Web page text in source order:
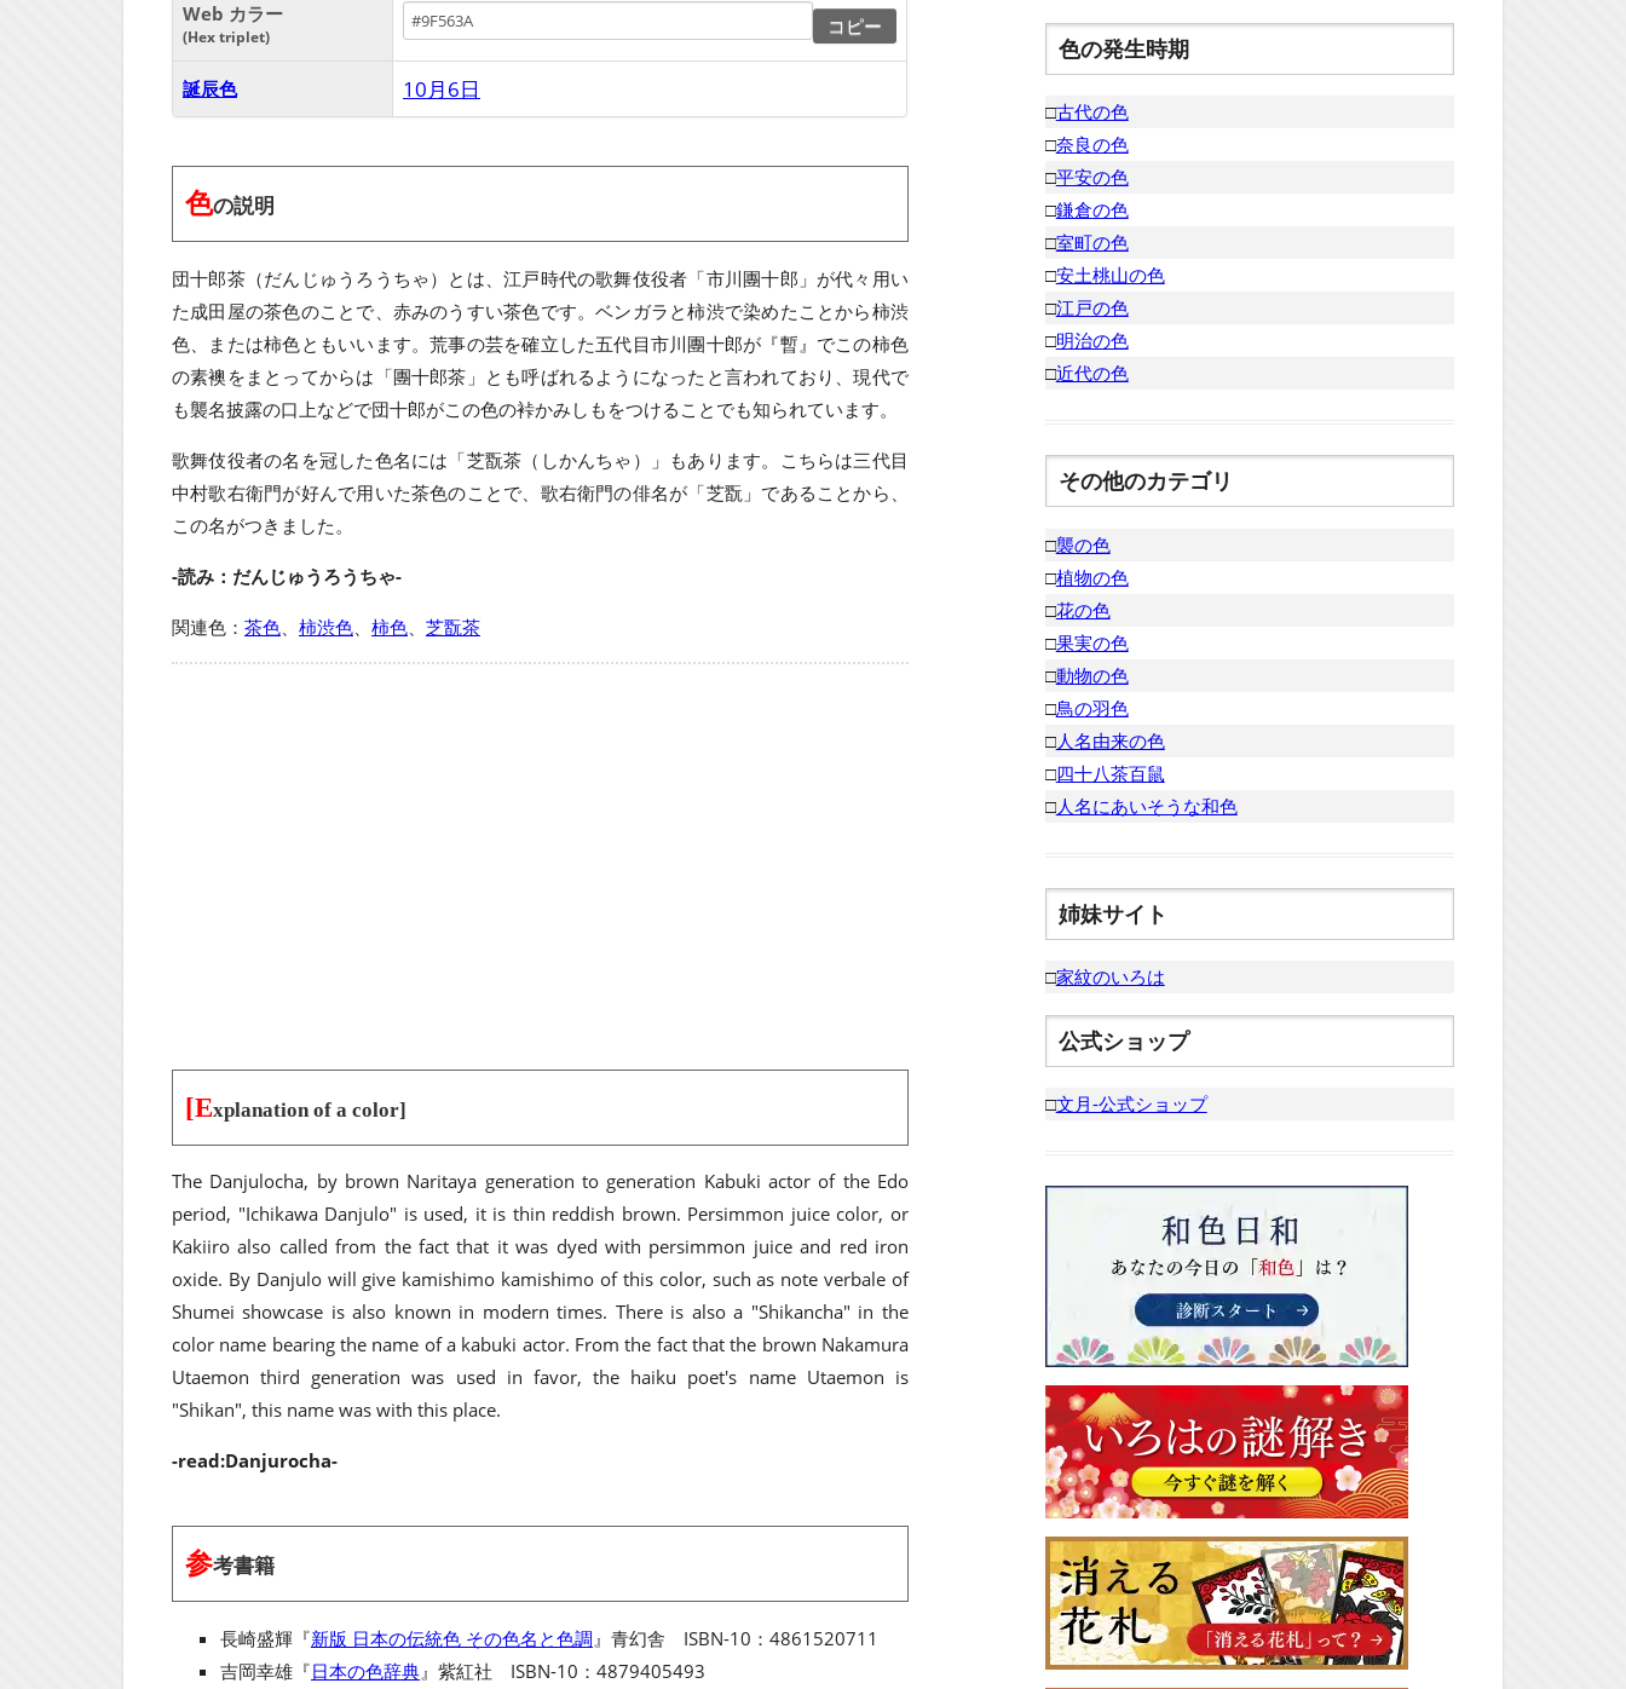
Web カラー
Hex triplet コピー
誕辰色 10月6日
色の説明
団十郎茶（だんじゅうろうちゃ）とは、江戸時代の歌舞伎役者「市川團十郎」が代々用い
た成田屋の茶色のことで、赤みのうすい茶色です。ベンガラと柿渋で染めたことから柿渋
色、または柿色ともいいます。荒事の芸を確立した五代目市川團十郎が『暫』でこの柿色
の素襖をまとってからは「團十郎茶」とも呼ばれるようになったと言われており、現代で
も襲名披露の口上などで団十郎がこの色の裃かみしもをつけることでも知られています。
歌舞伎役者の名を冠した色名には「芝翫茶（しかんちゃ）」もあります。こちらは三代目
中村歌右衛門が好んで用いた茶色のことで、歌右衛門の俳名が「芝翫」であることから、
この名がつきました。
-読み：だんじゅうろうちゃ-
関連色： 茶色 柿渋色 柿色 芝翫茶
[Explanation of a color]
The Danjulocha, by brown Naritaya generation to generation Kabuki actor of the Edo
period, "Ichikawa Danjulo" is used, it is thin reddish brown. Persimmon juice color, or
Kakiiro also called from the fact that it was dyed with persimmon juice and red iron
oxide. By Danjulo will give kamishimo kamishimo of this color, such as note verbale of
Shumei showcase is also known in modern times. There is also a "Shikancha" in the
color name bearing the name of a kabuki actor. From the fact that the brown Nakamura
Utaemon third generation was used in favor, the haiku poet's name Utaemon is
"Shikan", this name was with this place.
-read:Danjurocha-
参考書籍
長崎盛輝『新版 日本の伝統色 その色名と色調 』青幻舎 ISBN-10：4861520711
吉岡幸雄『日本の色辞典 』紫紅社 ISBN-10：4879405493
色の発生時期
□古代の色
□奈良の色
□平安の色
□鎌倉の色
□室町の色
□安土桃山の色
□江戸の色
□明治の色
□近代の色
その他のカテゴリ
□襲の色
□植物の色
□花の色
□果実の色
□動物の色
□鳥の羽色
□人名由来の色
□四十八茶百鼠
□人名にあいそうな和色
姉妹サイト
□家紋のいろは
公式ショップ
□文月-公式ショップ